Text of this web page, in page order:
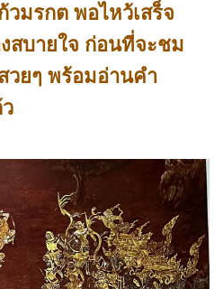
มรกต พอไหว้เสร็จ
สบายใจ ก่อนที่จะชม
วยๆ พร้อมอ่านคำ